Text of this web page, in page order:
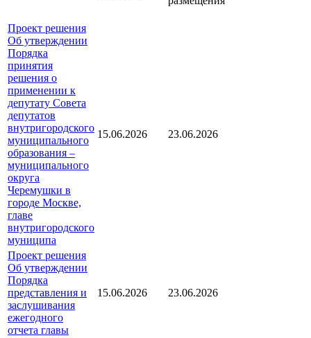
Проект решения
Об утверждении
Порядка
принятия
решения о
применении к
депутату Совета
депутатов
внутригородского
муниципального
образования –
муниципального
округа
Черемушки в
городе Москве,
главе
внутригородского
муниципа
15.06.2026 23.06.2026
Проект решения
Об утверждении
Порядка
представления и
заслушивания
ежегодного
отчета главы
15.06.2026 23.06.2026